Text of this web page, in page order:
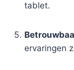
tablet.
ervaringen